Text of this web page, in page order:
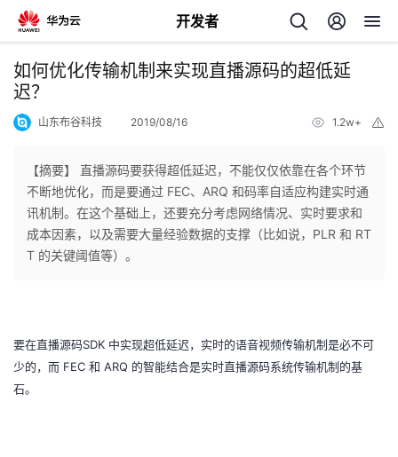
开发者
返
回
个
人
页
我
开
发
如何优化传输机制来实现直播源码的超低延
迟？
山东布谷科技 2019/08/16 1.2w+
【摘要】 直播源码要获得超低延迟，不能仅仅依靠在各个环节
不断地优化，而是要通过 FEC、ARQ 和码率自适应构建实时通
讯机制。在这个基础上，还要充分考虑网络情况、实时要求和
成本因素，以及需要大量经验数据的支撑（比如说，PLR 和 RT
T 的关键阈值等）。
要在直播源码SDK 中实现超低延迟，实时的语音视频传输机制是必不可
少的，而 FEC 和 ARQ 的智能结合是实时直播源码系统传输机制的基
石。